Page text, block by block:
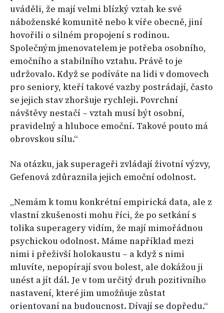
uváděli, že mají velmi blízký vztah ke své
náboženské komunitě nebo k víře obecně, jiní
hovořili o silném propojení s rodinou.
Společným jmenovatelem je potřeba osobního,
emočního a stabilního vztahu. Právě to je
udržovalo. Když se podíváte na lidi v domovech
pro seniory, kteří takové vazby postrádají, často
se jejich stav zhoršuje rychleji. Povrchní
návštěvy nestačí – vztah musí být osobní,
pravidelný a hluboce emoční. Takové pouto má
obrovskou sílu.“
Na otázku, jak superageři zvládají životní výzvy,
Gefenová zdůraznila jejich emoční odolnost.
„Nemám k tomu konkrétní empirická data, ale z
vlastní zkušenosti mohu říci, že po setkání s
tolika superagery vidím, že mají mimořádnou
psychickou odolnost. Máme například mezi
nimi i přeživší holokaustu – a když s nimi
mluvíte, nepopírají svou bolest, ale dokážou ji
unést a jít dál. Je v tom určitý druh pozitivního
nastavení, které jim umožňuje zůstat
orientovaní na budoucnost. Dívají se dopředu.“